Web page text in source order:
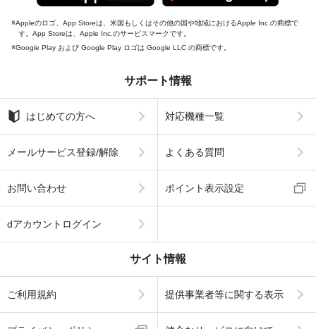
Appleのロゴ、App Storeは、米国もしくはその他の国や地域におけるApple Inc.の商標で
す。App Storeは、Apple Inc.のサービスマークです。
Google Play および Google Play ロゴは Google LLC の商標です。
サポート情報
はじめての方へ 対応機種一覧
メールサービス登録/解除 よくある質問
お問い合わせ ポイント表示設定
dアカウントログイン
サイト情報
ご利用規約 提供事業者等に関する表示